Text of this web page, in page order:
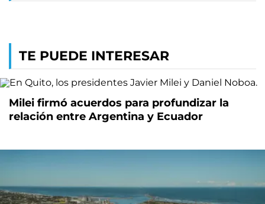
TE PUEDE INTERESAR
Milei firmó acuerdos para profundizar la
relación entre Argentina y Ecuador